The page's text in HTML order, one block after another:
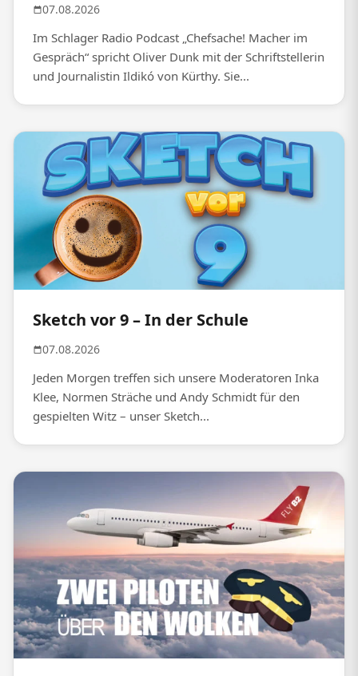
07.08.2026
Im Schlager Radio Podcast „Chefsache! Macher im
Gespräch“ spricht Oliver Dunk mit der Schriftstellerin
und Journalistin Ildikó von Kürthy. Sie...
Sketch vor 9 – In der Schule
07.08.2026
Jeden Morgen treffen sich unsere Moderatoren Inka
Klee, Normen Sträche und Andy Schmidt für den
gespielten Witz – unser Sketch...